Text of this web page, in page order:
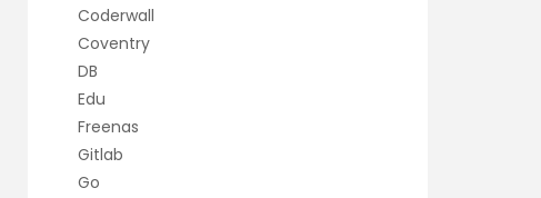
Coderwall
Coventry
DB
Edu
Freenas
Gitlab
Go